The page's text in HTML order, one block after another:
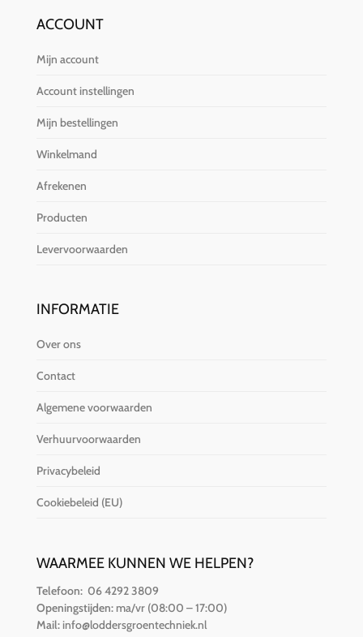
ACCOUNT
Mijn account
Account instellingen
Mijn bestellingen
Winkelmand
Afrekenen
Producten
Levervoorwaarden
INFORMATIE
Over ons
Contact
Algemene voorwaarden
Verhuurvoorwaarden
Privacybeleid
Cookiebeleid (EU)
WAARMEE KUNNEN WE HELPEN?
Telefoon: 06 4292 3809
Openingstijden:ma/vr (08:00 – 17:00)
Mail: info@loddersgroentechniek.nl